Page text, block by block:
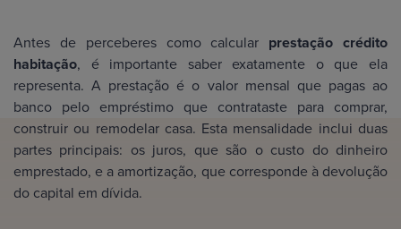
Antes de perceberes como calcular prestação crédito
habitação, é importante saber exatamente o que ela
representa. A prestação é o valor mensal que pagas ao
banco pelo empréstimo que contrataste para comprar,
construir ou remodelar casa. Esta mensalidade inclui duas
partes principais: os juros, que são o custo do dinheiro
emprestado, e a amortização, que corresponde à devolução
do capital em dívida.